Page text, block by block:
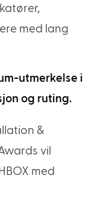
med lang
utmerkelse i
og ruting.
&
vil
med